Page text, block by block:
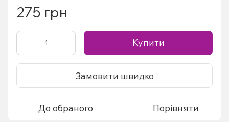
275 грн
Купити
Замовити швидко
До обраного Порівняти